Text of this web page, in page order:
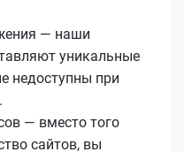
— наши
уникальные
недоступны при
— вместо того
сайтов, вы